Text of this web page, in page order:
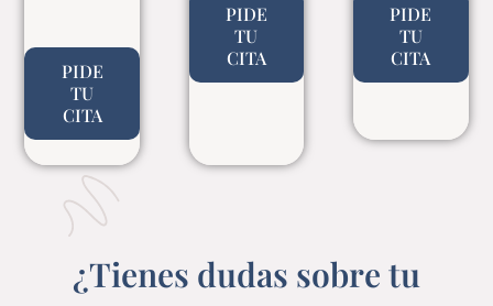
PIDE
TU
CITA
PIDE
TU
CITA
PIDE
TU
CITA
¿Tienes dudas sobre tu